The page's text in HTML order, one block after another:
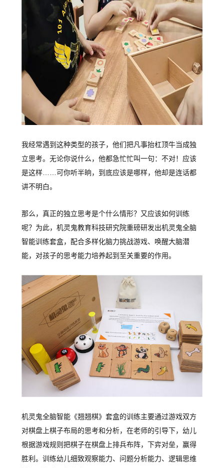
我经常遇到这种类型的孩子，他们把凡事抬杠顶牛当成独
立思考。无论你说什么，他都急忙忙叫一句：不对！应该
是这样……可你听半晌，到底应该是哪样，他却是连话都
讲不明白。
那么，真正的独立思考是个什么情形？又应该如何训练
呢？为此，机灵鬼教育科技研究院重磅研发出机灵鬼全脑
智能训练套盒，配合多样化脑力挑战游戏、唤醒大脑潜
能，对孩子的思考能力培养起到至关重要的作用。
机灵鬼全脑智能《翘翘棋》套盒的训练主要通过游戏双方
对棋盘上棋子布局的思考和分析，在老师的引导下，幼儿
根据游戏规则把棋子在棋盘上排兵布阵，下弈对垒，赢得
胜利。训练幼儿细致观察能力、问题分析能力、逻辑思维